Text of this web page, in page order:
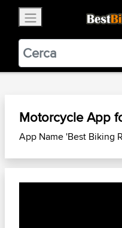
BestBikingRoads
Static
VIEW
Motorcycle App
App Name 'Best Biking